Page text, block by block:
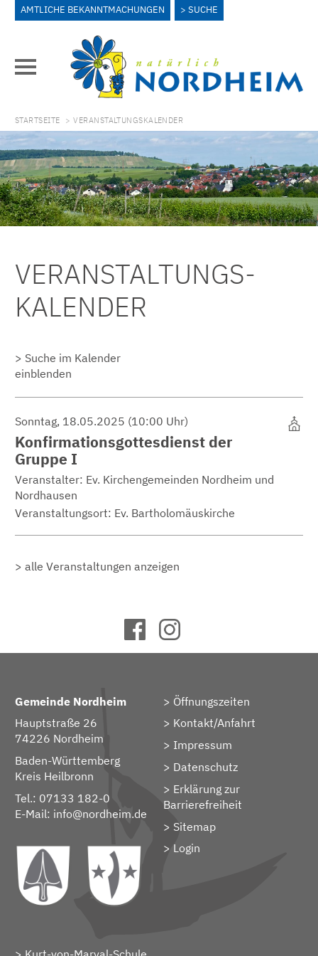
AMTLICHE BEKANNTMACHUNGEN SUCHE
STARTSEITE > VERANSTALTUNGSKALENDER
VERANSTALTUNGS­
KALENDER
Suche im Kalender
einblenden
Sonntag, 18.05.2025 (10:00 Uhr)
Konfirmationsgottesdienst der
Gruppe I
Veranstalter: Ev. Kirchengemeinden Nordheim und
Nordhausen
Veranstaltungsort: Ev. Bartholomäuskirche
alle Veranstaltungen anzeigen
Gemeinde Nordheim
Hauptstraße 26
74226 Nordheim
Baden-Württemberg
Kreis Heilbronn
Tel.: 07133 182-0
E-Mail: info@nordheim.de
Öffnungszeiten
Kontakt/Anfahrt
Impressum
Datenschutz
Erklärung zur
Barrierefreiheit
Sitemap
> Login